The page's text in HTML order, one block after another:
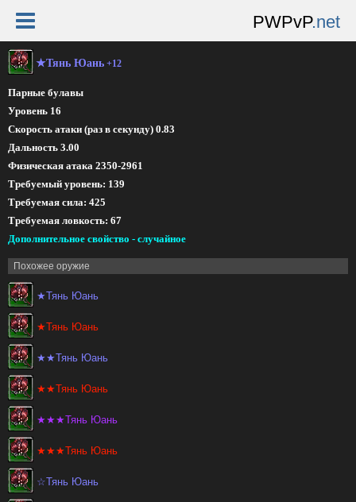
PWPvP.net
★Тянь Юань +12
Парные булавы
Уровень 16
Скорость атаки (раз в секунду) 0.83
Дальность 3.00
Физическая атака 2350-2961
Требуемый уровень: 139
Требуемая сила: 425
Требуемая ловкость: 67
Дополнительное свойство - случайное
Похожее оружие
★Тянь Юань
★Тянь Юань
★★Тянь Юань
★★Тянь Юань
★★★Тянь Юань
★★★Тянь Юань
☆Тянь Юань